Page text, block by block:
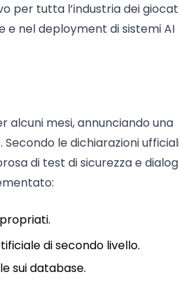
per tutta l’industria dei
nel deployment di sistemi AI
alcuni mesi, annunciando una
le dichiarazioni
di test di sicurezza e
di secondo livello.
sui database.